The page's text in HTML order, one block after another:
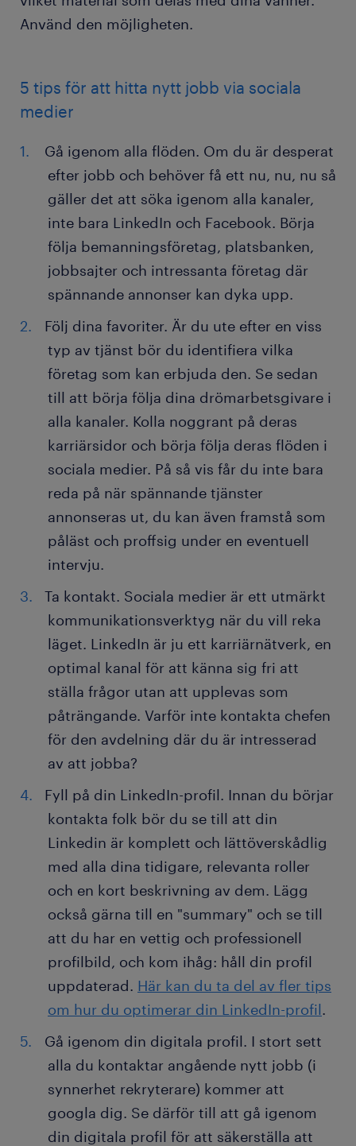
Använd den möjligheten.
5 tips för att hitta nytt jobb via sociala
medier
Gå igenom alla flöden. Om du är desperat
efter jobb och behöver få ett nu, nu, nu så
gäller det att söka igenom alla kanaler,
inte bara LinkedIn och Facebook. Börja
följa bemanningsföretag, platsbanken,
jobbsajter och intressanta företag där
spännande annonser kan dyka upp.
Följ dina favoriter. Är du ute efter en viss
typ av tjänst bör du identifiera vilka
företag som kan erbjuda den. Se sedan
till att börja följa dina drömarbetsgivare i
alla kanaler. Kolla noggrant på deras
karriärsidor och börja följa deras flöden i
sociala medier. På så vis får du inte bara
reda på när spännande tjänster
annonseras ut, du kan även framstå som
påläst och proffsig under en eventuell
intervju.
Ta kontakt. Sociala medier är ett utmärkt
kommunikationsverktyg när du vill reka
läget. LinkedIn är ju ett karriärnätverk, en
optimal kanal för att känna sig fri att
ställa frågor utan att upplevas som
påträngande. Varför inte kontakta chefen
för den avdelning där du är intresserad
av att jobba?
Fyll på din LinkedIn-profil. Innan du börjar
kontakta folk bör du se till att din
Linkedin är komplett och lättöverskådlig
med alla dina tidigare, relevanta roller
och en kort beskrivning av dem. Lägg
också gärna till en "summary" och se till
att du har en vettig och professionell
profilbild, och kom ihåg: håll din profil
uppdaterad. Här kan du ta del av fler tips
om hur du optimerar din LinkedIn-profil.
Gå igenom din digitala profil. I stort sett
alla du kontaktar angående nytt jobb (i
synnerhet rekryterare) kommer att
googla dig. Se därför till att gå igenom
din digitala profil för att säkerställa att